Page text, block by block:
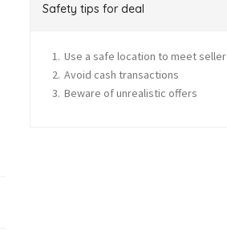
Safety tips for deal
Use a safe location to meet seller
Avoid cash transactions
Beware of unrealistic offers